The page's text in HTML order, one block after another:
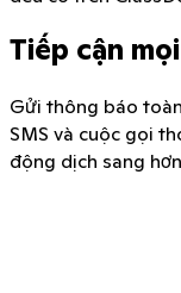
Tiếp cận
Gửi thông báo
SMS và cuộc gọi
động dịch sang